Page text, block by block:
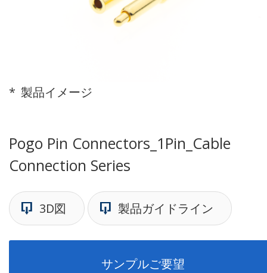
製品イメージ
Pogo Pin Connectors_1Pin_Cable
Connection Series
3D図 製品ガイドライン
サンプルご要望